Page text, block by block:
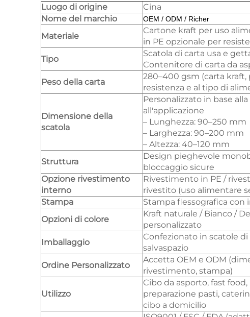
Luogo di origine
Cina
Nome del marchio
OEM / ODM / Richer
Materiale
Cartone kraft per uso
in PE opzionale per
Tipo
Scatola di carta usa e
Contenitore di carta da
Peso della carta
280–400 gsm (carta kraft,
resistenza e al tipo di
Dimensione della
scatola
Personalizzato in base
all'applicazione
– Lunghezza: 90–250 mm
– Larghezza: 90–200 mm
– Altezza: 40–120 mm
Struttura
Design pieghevole
bloccaggio sicure
Opzione rivestimento
interno
Rivestimento in PE /
rivestito (uso alimentare
Stampa
Stampa flessografica
Opzioni di colore
Kraft naturale / Bianco /
personalizzato
Imballaggio
Confezionato in scatole
salvaspazio
Ordine Personalizzato
Accetta OEM e ODM
rivestimento, stampa)
Utilizzo
Cibo da asporto, fast
preparazione pasti,
cibo a domicilio